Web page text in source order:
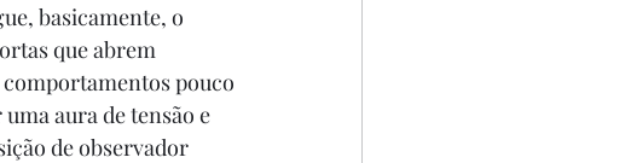
basicamente, o
que abrem
comportamentos pouco
aura de tensão e
de observador